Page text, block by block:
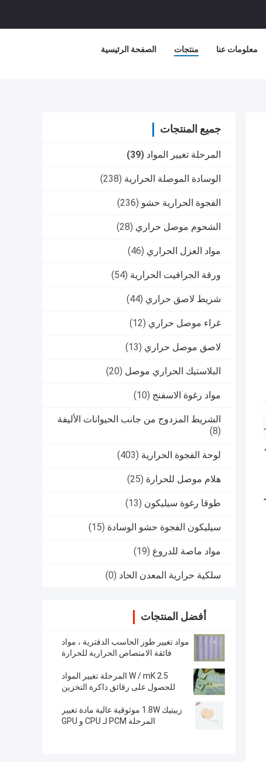
الصفحة الرئيسية منتجات معلومات عنا
جميع المنتجات
المرحلة تغيير المواد (39)
الوسادة الموصلة الحرارية (238)
الفجوة الحرارية حشو (236)
الشحوم موصل حراري (28)
مواد العزل الحراري (46)
ورقة الجرافيت الحرارية (54)
شريط لاصق حراري (44)
غراء موصل حراري (12)
لاصق موصل حراري (13)
البلاستيك الحراري موصل (20)
مواد رغوة الاسفنج (10)
الشريط المزدوج من جانب الحيوانات الأليفة
(8)
لوحة الفجوة الحرارية (403)
هلام موصل للحرارة (25)
طوقا رغوة سيليكون (13)
سيليكون الفجوة حشو الوسادة (15)
مواد ماصة للدروع (19)
سلكية حرارية المعدن الحاد (0)
أفضل المنتجات
مواد تغيير طور الحاسب الدفترية ، مواد
فائقة الامتصاص الحرارية للحرارة
2.5 W / mK المرحلة تغيير المواد
للحصول على رقائق ذاكرة التخزين
إلى تسخين بالوعة الحرارة
زييتيك 1.8W موثوقية عالية مادة تغيير
المرحلة PCM لـ CPU و GPU